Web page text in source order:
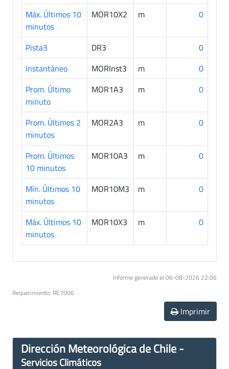
Máx. Últimos 10
minutos
MOR10X2 m 0
Pista3 DR3
0
Instantáneo
MORInst3 m
0
Prom. Último
minuto
MOR1A3 m 0
Prom. Últimos 2
minutos
MOR2A3 m 0
Prom. Últimos
10 minutos
MOR10A3 m 0
Mín. Últimos 10
minutos
MOR10M3 m 0
Máx. Últimos 10
minutos
MOR10X3 m 0
Informe generado el 06-08-2026 22:06
Requerimiento: RE7006
Imprimir
Dirección Meteorológica de Chile -
Servicios Climáticos